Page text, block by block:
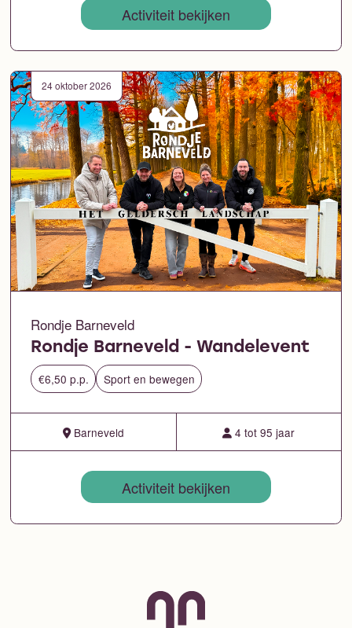
Activiteit bekijken
24 oktober 2026
Rondje Barneveld
Rondje Barneveld - Wandelevent
€6,50 p.p. Sport en bewegen
Barneveld 4 tot 95 jaar
Activiteit bekijken